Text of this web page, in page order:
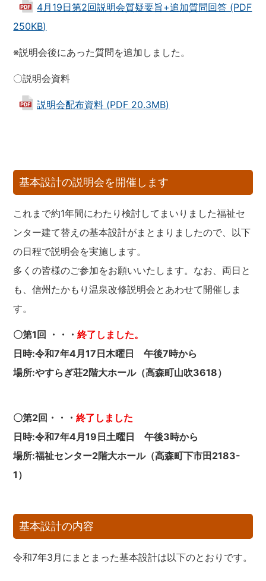
4月19日第2回説明会質疑要旨+追加質問回答 (PDF
250KB)
※説明会後にあった質問を追加しました。
〇説明会資料
説明会配布資料 (PDF 20.3MB)
基本設計の説明会を開催します
これまで約1年間にわたり検討してまいりました福祉セ
ンター建て替えの基本設計がまとまりましたので、以下
の日程で説明会を実施します。
多くの皆様のご参加をお願いいたします。なお、両日と
も、信州たかもり温泉改修説明会とあわせて開催しま
す。
〇第1回 ・・・終了しました。
日時:令和7年4月17日木曜日 午後7時から
場所:やすらぎ荘2階大ホール（高森町山吹3618）
〇第2回・・・終了しました
日時:令和7年4月19日土曜日 午後3時から
場所:福祉センター2階大ホール（高森町下市田2183-
1）
基本設計の内容
令和7年3月にまとまった基本設計は以下のとおりです。